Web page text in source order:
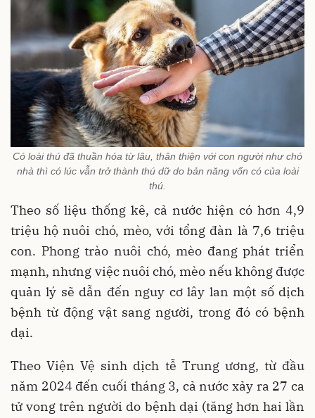
Có loài thú đã thuần hóa từ lâu, thân thiện với con người như chó
nhà thì có lúc vẫn trở thành thú dữ do bản năng vốn có của loài
thú.
Theo số liệu thống kê, cả nước hiện có hơn 4,9
triệu hộ nuôi chó, mèo, với tổng đàn là 7,6 triệu
con. Phong trào nuôi chó, mèo đang phát triển
mạnh, nhưng việc nuôi chó, mèo nếu không được
quản lý sẽ dẫn đến nguy cơ lây lan một số dịch
bệnh từ động vật sang người, trong đó có bệnh
dại.
Theo Viện Vệ sinh dịch tễ Trung ương, từ đầu
năm 2024 đến cuối tháng 3, cả nước xảy ra 27 ca
tử vong trên người do bệnh dại (tăng hơn hai lần